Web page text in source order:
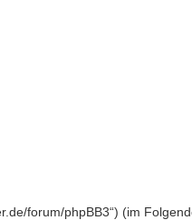
forum/phpBB3“) (im